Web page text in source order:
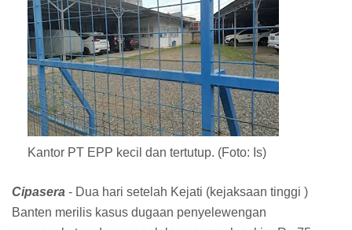
Kantor PT EPP kecil dan tertutup. (Foto: Is)
Cipasera - Dua hari setelah Kejati (kejaksaan tinggi )
Banten merilis kasus dugaan penyelewengan